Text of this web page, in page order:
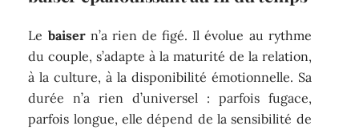
Le baisern’a rien de figé. Il évolue au rythme
du couple, s’adapte à la maturité de la relation,
à la culture, à la disponibilité émotionnelle. Sa
durée n’a rien d’universel : parfois fugace,
parfois longue, elle dépend de la sensibilité de